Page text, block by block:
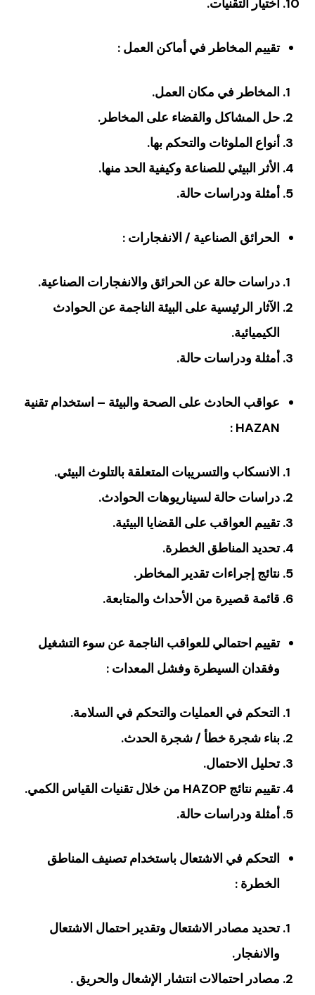
‏اختيار التقنيات‏.
‏تقييم المخاطر في أماكن العمل ‏:
المخاطر في مكان العمل‏.
حل المشاكل والقضاء على المخاطر‏.
‏أنواع الملوثات والتحكم بها‏.
الأثر البيئي للصناعة وكيفية الحد منها‏.
أمثلة ودراسات حالة‏.
‏الحرائق الصناعية / الانفجارات :
دراسات حالة عن الحرائق والانفجارات الصناعية‏.
‏الآثار الرئيسية على البيئة الناجمة عن الحوادث
الكيميائية.
‏أمثلة ودراسات حالة‏.
‏عواقب الحادث على الصحة والبيئة – استخدام تقنية
HAZAN ‏:
الانسكاب والتسريبات المتعلقة بالتلوث البيئي‏.
‏دراسات حالة لسيناريوهات الحوادث‏.
‏تقييم العواقب على القضايا البيئية‏.
‏تحديد المناطق الخطرة‏.
‏نتائج إجراءات تقدير المخاطر‏.
‏قائمة قصيرة من الأحداث والمتابعة‏.
‏تقييم احتمالي للعواقب الناجمة عن سوء التشغيل
وفقدان السيطرة وفشل المعدات‏ :
التحكم في العمليات والتحكم في السلامة‏.
‏بناء شجرة خطأ / شجرة الحدث‏.
‏تحليل الاحتمال‏.
تقييم نتائج HAZOP من خلال تقنيات القياس الكمي‏.
‏أمثلة ودراسات حالة.
التحكم في الاشتعال باستخدام تصنيف المناطق
الخطرة ‏:
تحديد مصادر الاشتعال وتقدير احتمال الاشتعال
والانفجار.
‏مصادر احتمالات انتشار الإشعال والحريق ‏.